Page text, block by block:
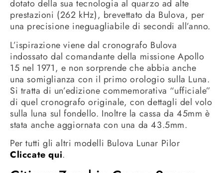
dotato della sua tecnologia al quarzo ad alte
prestazioni (262 kHz), brevettato da Bulova, per
una precisione ineguagliabile di secondi all’anno.
L’ispirazione viene dal cronografo Bulova
indossato dal comandante della missione Apollo
15 nel 1971, e non sorprende che abbia anche
una somiglianza con il primo orologio sulla Luna.
Si tratta di un’edizione commemorativa “ufficiale”
di quel cronografo originale, con dettagli del volo
sulla luna sul fondello. Inoltre la cassa da 45mm è
stata anche aggiornata con una da 43.5mm.
Per tutti gli altri modelli Bulova Lunar Pilor
Cliccate qui.